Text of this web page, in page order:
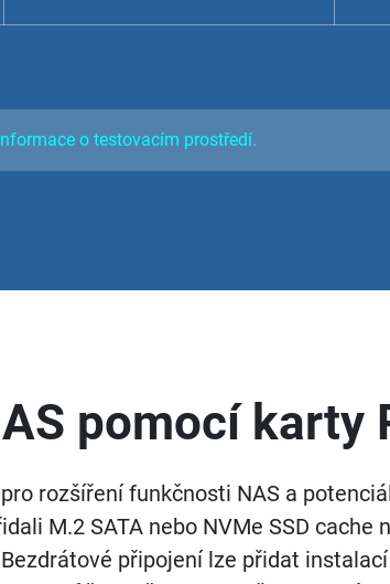
o testovacím prostředí.
pomocí karty
rozšíření funkčnosti NAS a
M.2 SATA nebo NVMe SSD cache
připojení lze přidat instalací